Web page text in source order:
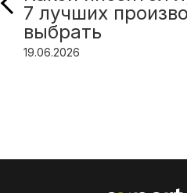
7 лучших
выбрать
19.06.2026